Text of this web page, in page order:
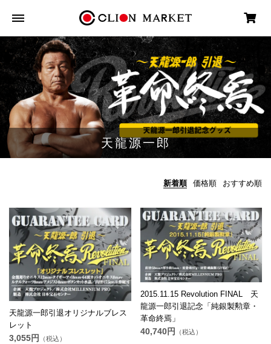
天龍源一郎
新着順 価格順 おすすめ順
天龍源一郎引退オリジナルブレス
レット
3,055円 （税込）
2015.11.15 Revolution FINAL 天
龍源一郎引退記念「純銀製勲章・
革命終焉」
40,740円 （税込）